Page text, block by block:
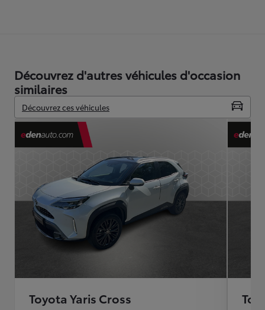
Découvrez d'autres véhicules d'occasion
similaires
Découvrez ces véhicules
Toyota Yaris Cross